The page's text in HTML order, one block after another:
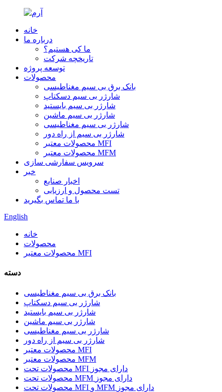
خانه
درباره ما
ما کی هستیم؟
تاریخچه شرکت
توسعه پروژه
محصولات
بانک برق بی سیم مغناطیسی
شارژر بی سیم دسکتاپ
شارژر بی سیم بایستید
شارژر بی سیم ماشین
شارژر بی سیم مغناطیسی
شارژر بی سیم از راه دور
محصولات معتبر MFI
محصولات معتبر MFM
سرویس سفارشی سازی
خبر
اخبار صنایع
تست محصول و ارزیابی
با ما تماس بگیرید
English
خانه
محصولات
محصولات معتبر MFI
دسته
بانک برق بی سیم مغناطیسی
شارژر بی سیم دسکتاپ
شارژر بی سیم بایستید
شارژر بی سیم ماشین
شارژر بی سیم مغناطیسی
شارژر بی سیم از راه دور
محصولات معتبر MFI
محصولات معتبر MFM
محصولات تحت MFI دارای مجوز
محصولات تحت MFM دارای مجوز
محصولات تحت MFI و MFM دارای مجوز